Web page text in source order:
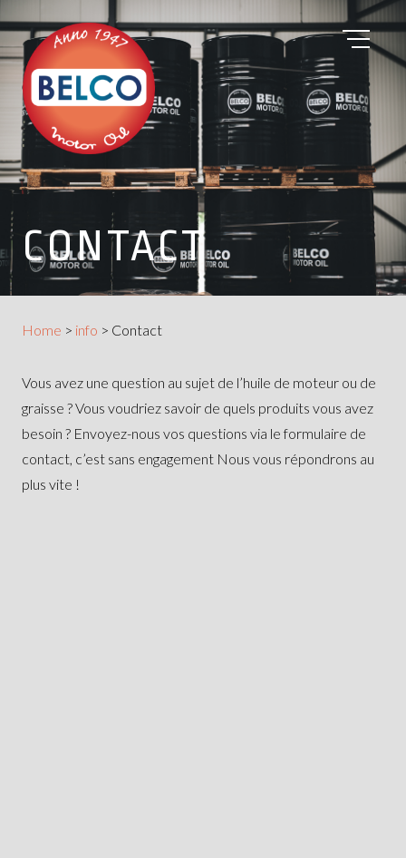
CONTACT
Home > info > Contact
Vous avez une question au sujet de l’huile de moteur ou de
graisse ? Vous voudriez savoir de quels produits vous avez
besoin ? Envoyez-nous vos questions via le formulaire de
contact, c’est sans engagement Nous vous répondrons au
plus vite !